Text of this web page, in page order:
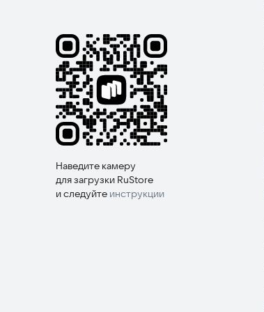
Наведите камеру
для загрузки RuStore
и следуйте инструкции